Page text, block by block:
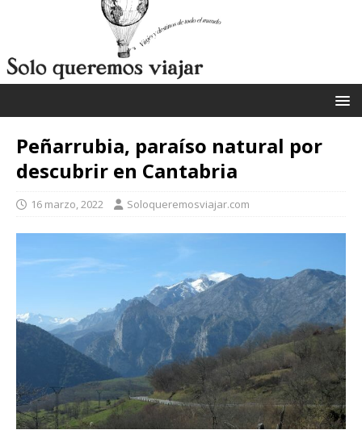
Peñarrubia, paraíso natural por
descubrir en Cantabria
16 marzo, 2022 Soloqueremosviajar.com